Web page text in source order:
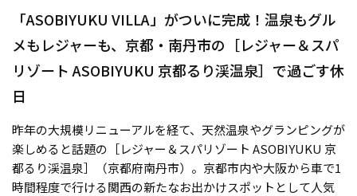
「ASOBIYUKU VILLA」がついに完成！温泉もグル
メもレジャーも、京都・南丹市の［レジャー＆スパ
リゾート ASOBIYUKU 京都るり渓温泉］で過ごす休
日
昨年の大規模リニューアルを経て、天然温泉やグランピングが
楽しめると話題の［レジャー＆スパリゾート ASOBIYUKU 京
都るり渓温泉］（京都府南丹市）。京都市内や大阪から車で1
時間程度で行ける関西の新たなお出かけスポットとして人気